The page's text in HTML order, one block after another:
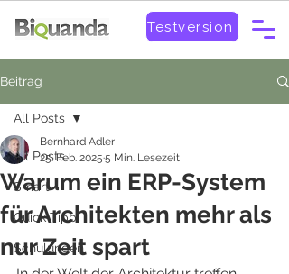
Testversion
Beitrag
All Posts
Smart
Quick-Tipp
Schulungen
All Posts
Warum ein ERP-System
für Architekten mehr als
nur Zeit spart
Bernhard Adler
25. Feb. 2025 5 Min. Lesezeit